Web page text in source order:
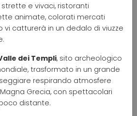
e vivaci, ristoranti
animate, colorati mercati
vi catturerà in un dedalo di viuzze
dei Templi, sito archeologico
trasformato in un grande
respirando atmosfere
Grecia, con spettacolari
distante.